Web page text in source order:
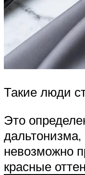
Такие люди
Это
дальтонизма,
невозможно
красные